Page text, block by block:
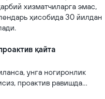
хизматчиларга эмас,
ҳисобида 30 йилдан
қайта
унга ногиронлик
проактив равишда